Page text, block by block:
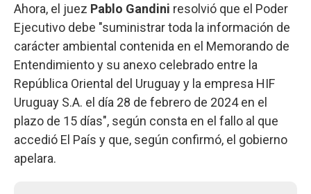
Ahora, el juez Pablo Gandini resolvió que el Poder
Ejecutivo debe "suministrar toda la información de
carácter ambiental contenida en el Memorando de
Entendimiento y su anexo celebrado entre la
República Oriental del Uruguay y la empresa HIF
Uruguay S.A. el día 28 de febrero de 2024 en el
plazo de 15 días", según consta en el fallo al que
accedió El País y que, según confirmó, el gobierno
apelara.